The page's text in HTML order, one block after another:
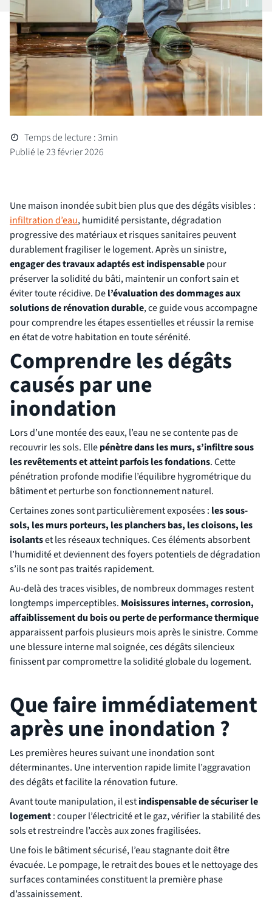
Publié le 23 février 2026
Temps de lecture : 3min
Une maison inondée subit bien plus que des dégâts visibles :
infiltration d’eau, humidité persistante, dégradation
progressive des matériaux et risques sanitaires peuvent
durablement fragiliser le logement. Après un sinistre,
engager des travaux adaptés est indispensablepour
préserver la solidité du bâti, maintenir un confort sain et
éviter toute récidive. Del’évaluation des dommages aux
solutions de rénovation durable, ce guide vous accompagne
pour comprendre les étapes essentielles et réussir la remise
en état de votre habitation en toute sérénité.
Comprendre les dégâts
causés par une
inondation
Lors d’une montée des eaux, l’eau ne se contente pas de
recouvrir les sols. Ellepénètre dans les murs, s’infiltre sous
les revêtements et atteint parfois les fondations. Cette
pénétration profonde modifie l’équilibre hygrométrique du
bâtiment et perturbe son fonctionnement naturel.
Certaines zones sont particulièrement exposées : les sous-
sols, les murs porteurs, les planchers bas, les cloisons, les
isolantset les réseaux techniques. Ces éléments absorbent
l’humidité et deviennent des foyers potentiels de dégradation
s’ils ne sont pas traités rapidement.
Au-delà des traces visibles, de nombreux dommages restent
longtemps imperceptibles. Moisissures internes, corrosion,
affaiblissement du bois ou perte de performance thermique
apparaissent parfois plusieurs mois après le sinistre. Comme
une blessure interne mal soignée, ces dégâts silencieux
finissent par compromettre la solidité globale du logement.
Que faire immédiatement
après une inondation ?
Les premières heures suivant une inondation sont
déterminantes. Une intervention rapide limite l’aggravation
des dégâts et facilite la rénovation future.
Avant toute manipulation, il estindispensable de sécuriser le
logement: couper l’électricité et le gaz, vérifier la stabilité des
sols et restreindre l’accès aux zones fragilisées.
Une fois le bâtiment sécurisé, l’eau stagnante doit être
évacuée. Le pompage, le retrait des boues et le nettoyage des
surfaces contaminées constituent la première phase
d’assainissement.